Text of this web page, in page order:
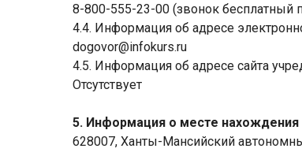
8-800-555-23-00 (звонок бесплатный
4.4. Информация об адресе
dogovor@infokurs.ru
4.5. Информация об адресе сайта
Отсутствует
5. Информация о месте нахождения
628007, Ханты-Мансийский